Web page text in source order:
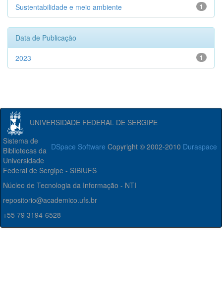
1
Sustentabilidade e meio ambiente
Data de Publicação
1
2023
UNIVERSIDADE FEDERAL DE SERGIPE
DSpace Software Copyright © 2002-2010 Duraspace
Sistema de
Bibliotecas da
Universidade
Federal de Sergipe - SIBIUFS
Núcleo de Tecnologia da Informação - NTI
repositorio@academico.ufs.br
+55 79 3194-6528